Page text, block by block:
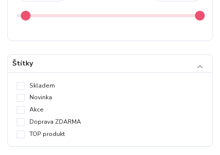
Štítky
Skladem
Novinka
Akce
Doprava ZDARMA
TOP produkt